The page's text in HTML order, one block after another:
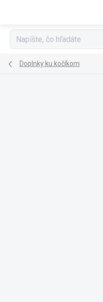
Doplnky ku kočíkom